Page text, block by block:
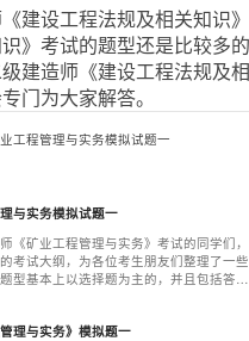
建设工程法规及相关知识
》考试的题型还是比较多
建造师《建设工程法规及
门为大家解答。
工程管理与实务模拟试题一
与实务模拟试题一
《矿业工程管理与实务》考试的同学们，
考试大纲，为各位考生朋友们整理了一些
型基本上以选择题为主的，并且包括答案
理与实务》模拟题一